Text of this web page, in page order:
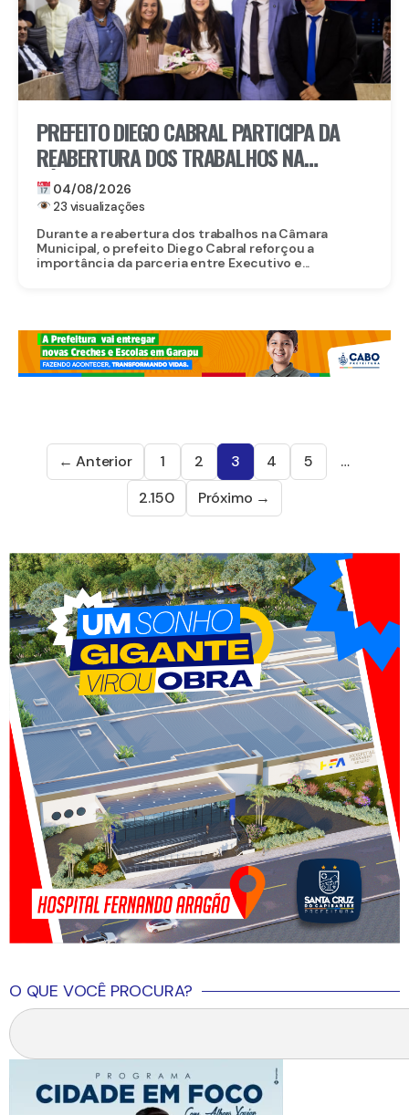
PREFEITO DIEGO CABRAL PARTICIPA DA
REABERTURA DOS TRABALHOS NA
CÂMARA MUNICIPAL DE CAMARAGIBE E
DESTACA AVANÇOS DA GESTÃO
04/08/2026
23 visualizações
Durante a reabertura dos trabalhos na Câmara
Municipal, o prefeito Diego Cabral reforçou a
importância da parceria entre Executivo e...
← Anterior 1 2 3 4 5
…
2.150
Próximo →
O QUE VOCÊ PROCURA?